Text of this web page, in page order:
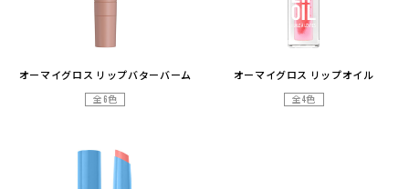
オーマイグロス リップバターバーム
全6色
オーマイグロス リップオイル
全4色